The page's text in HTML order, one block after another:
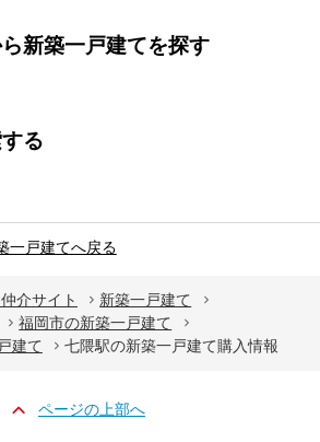
新築一戸建てを探す
る
一戸建てへ戻る
介サイト
新築一戸建て
福岡市の新築一戸建て
建て
七隈駅の新築一戸建て購入情報
ページの上部へ